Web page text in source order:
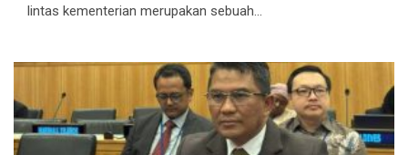
lintas kementerian merupakan sebuah...